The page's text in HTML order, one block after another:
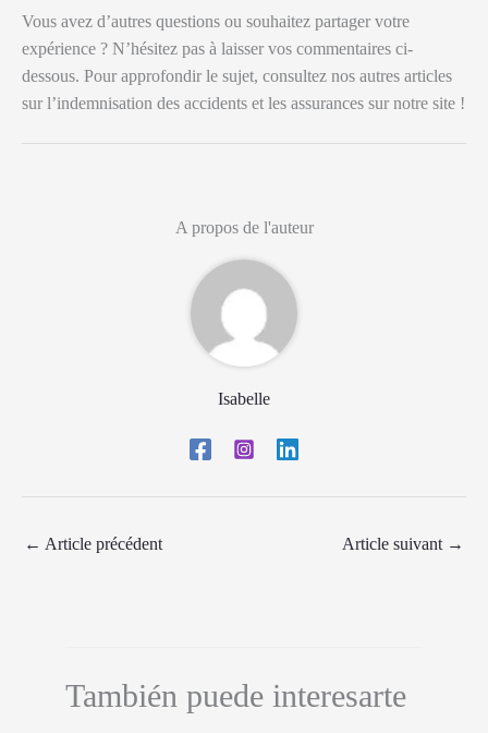
Vous avez d’autres questions ou souhaitez partager votre
expérience ? N’hésitez pas à laisser vos commentaires ci-
dessous. Pour approfondir le sujet, consultez nos autres articles
sur l’indemnisation des accidents et les assurances sur notre site !
A propos de l'auteur
Isabelle
← Article précédent Article suivant →
También puede interesarte